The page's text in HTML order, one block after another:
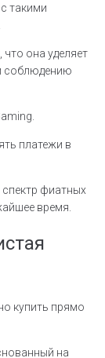
такими
она уделяет
соблюдению
платежи в
фиатных
время.
купить прямо
на